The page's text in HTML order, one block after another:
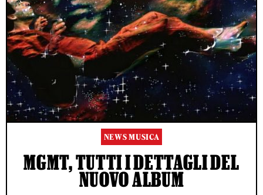
NEWS MUSICA
MGMT, TUTTI I DETTAGLI DEL
NUOVO ALBUM